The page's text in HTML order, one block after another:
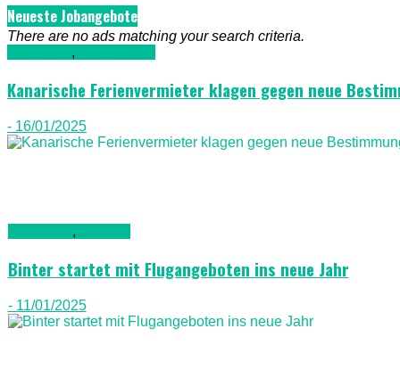
Neueste Jobangebote
There are no ads matching your search criteria.
,
Kanarische Ferienvermieter klagen gegen neue
- 16/01/2025
,
Binter startet mit Flugangeboten ins neue Jahr
- 11/01/2025